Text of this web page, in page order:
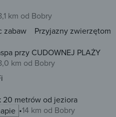
km od Bobry
zabaw Przyjazny zwierzętom
przy CUDOWNEJ PLAŻY
km od Bobry
20 metrów od jeziora
14 km od Bobry